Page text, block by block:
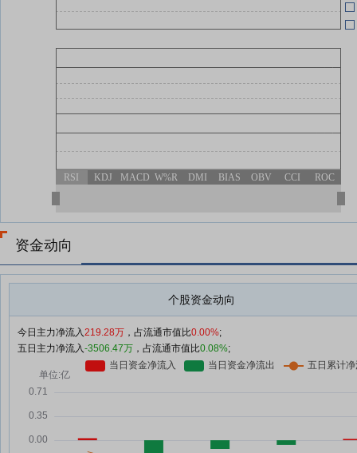
RSI KDJ MACD W%R DMI BIAS OBV CCI ROC
资金动向
个股资金动向
今日主力净流入219.28万 ，占流通市值比0.00%;
五日主力净流入-3506.47万 ，占流通市值比0.08%;